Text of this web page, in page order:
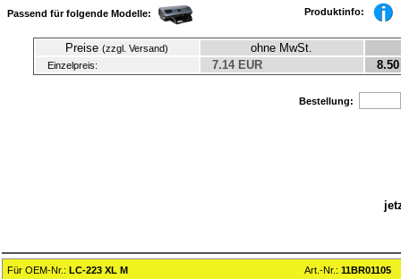
Passend für folgende Modelle: Produktinfo:
Preise (zzgl. Versand) ohne MwSt.
Einzelpreis: 7.14 EUR 8.50
Bestellung:
Für OEM-Nr.: LC-223 XL M Art.-Nr.: 11BR01105